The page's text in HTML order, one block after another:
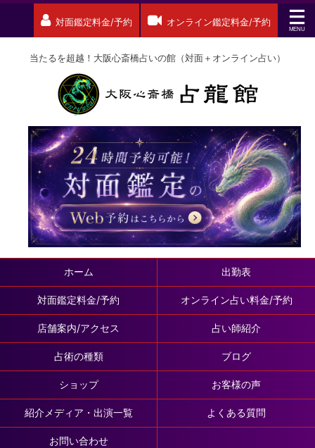
対面鑑定料金/予約 オンライン鑑定料金/予約
当たるを超越！大阪心斎橋占いの館（対面＋オンライン占い）
ホーム 出勤表
対面鑑定料金/予約 オンライン占い料金/予約
店舗案内/アクセス 占い師紹介
占術の種類 ブログ
ショップ お客様の声
紹介メディア・出演一覧 よくある質問
お問い合わせ